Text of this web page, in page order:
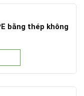
bằng thép không